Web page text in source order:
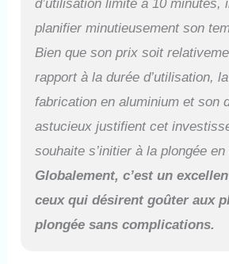
l'entrée de
d'impuretés,
inhalé plus
une
【Certification
bouteilles de
marine sont
et sont
d'équipement
bouteilles de
faciles à
profondeur de
d’utilisation limité à 10 minutes,
planifier minutieusement son
Bien que son prix soit
rapport à la durée d’utilisation,
fabrication en aluminium et son
astucieux justifient cet
souhaite s’initier à la plongée
Globalement, c’est un
ceux qui désirent goûter aux
plongée sans complications.